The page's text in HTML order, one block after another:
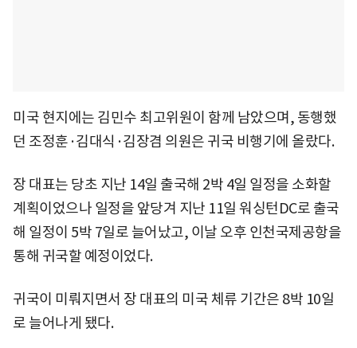
미국 현지에는 김민수 최고위원이 함께 남았으며, 동행했
던 조정훈·김대식·김장겸 의원은 귀국 비행기에 올랐다.
장 대표는 당초 지난 14일 출국해 2박 4일 일정을 소화할
계획이었으나 일정을 앞당겨 지난 11일 워싱턴DC로 출국
해 일정이 5박 7일로 늘어났고, 이날 오후 인천국제공항을
통해 귀국할 예정이었다.
귀국이 미뤄지면서 장 대표의 미국 체류 기간은 8박 10일
로 늘어나게 됐다.